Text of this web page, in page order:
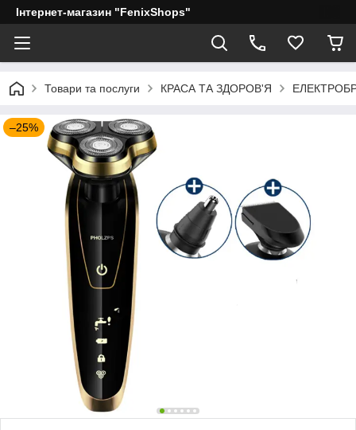
Інтернет-магазин "FenixShops"
Товари та послуги КРАСА ТА ЗДОРОВ'Я
–25%